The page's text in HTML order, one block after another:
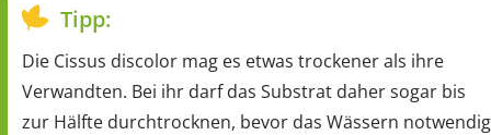
Tipp:
Die Cissus discolor mag es etwas trockener als ihre
Verwandten. Bei ihr darf das Substrat daher sogar bis
zur Hälfte durchtrocknen, bevor das Wässern notwendig